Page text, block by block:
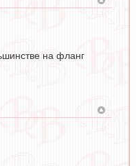
на фланг